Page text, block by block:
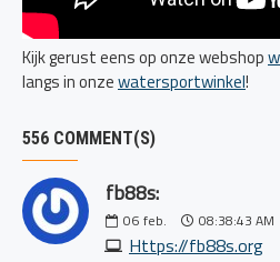
Kijk gerust eens op onze webshop
langs in onzewatersportwinkel!
556 COMMENT(S)
fb88s:
06 feb. 08:38:43 AM
Https://fb88s.org